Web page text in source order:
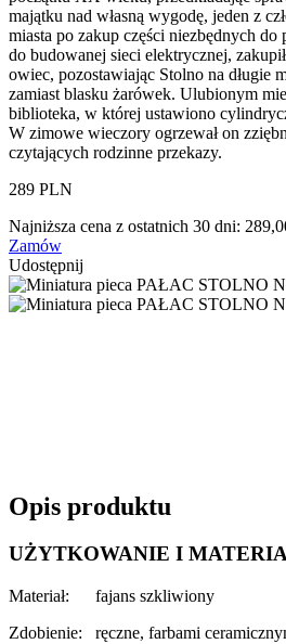
majątku nad własną wygodę, jeden z
miasta po zakup części niezbędnych do
do budowanej sieci elektrycznej,
owiec, pozostawiając Stolno na długie
zamiast blasku żarówek. Ulubionym
biblioteka, w której ustawiono
W zimowe wieczory ogrzewał on
czytających rodzinne przekazy.
289 PLN
Najniższa cena z ostatnich 30 dni:
Zamów
Udostępnij
Opis produktu
UŻYTKOWANIE I
Materiał: fajans szkliwiony
Zdobienie: ręczne, farbami